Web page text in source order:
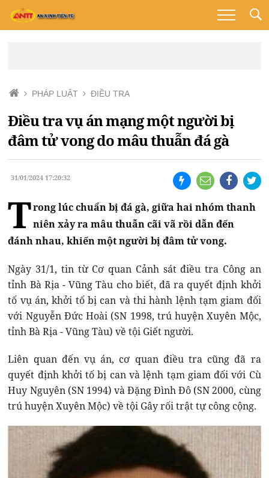
PHÁP LUẬT ĐIỀU TRA
Điều tra vụ án mạng một người bị
đâm tử vong do mâu thuẫn đá gà
31/01/2024 17:20:32
Trong lúc chuẩn bị đá gà, giữa hai nhóm thanh
niên xảy ra mâu thuẫn cãi vã rồi dẫn đến
đánh nhau, khiến một người bị đâm tử vong.
Ngày 31/1, tin từ Cơ quan Cảnh sát điều tra Công an
tỉnh Bà Rịa - Vũng Tàu cho biết, đã ra quyết định khởi
tố vụ án, khởi tố bị can và thi hành lệnh tạm giam đối
với Nguyễn Đức Hoài (SN 1998, trú huyện Xuyên Mộc,
tỉnh Bà Rịa - Vũng Tàu) về tội Giết người.
Liên quan đến vụ án, cơ quan điều tra cũng đã ra
quyết định khởi tố bị can và lệnh tạm giam đối với Cù
Huy Nguyên (SN 1994) và Đặng Đình Đô (SN 2000, cùng
trú huyện Xuyên Mộc) về tội Gây rối trật tự công cộng.